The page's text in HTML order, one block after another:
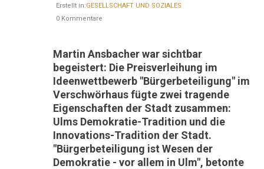
Erstellt in:GESELLSCHAFT UND SOZIALES
0 Kommentare
Martin Ansbacher war sichtbar
begeistert: Die Preisverleihung im
Ideenwettbewerb "Bürgerbeteiligung" im
Verschwörhaus fügte zwei tragende
Eigenschaften der Stadt zusammen:
Ulms Demokratie-Tradition und die
Innovations-Tradition der Stadt.
"Bürgerbeteiligung ist Wesen der
Demokratie - vor allem in Ulm", betonte